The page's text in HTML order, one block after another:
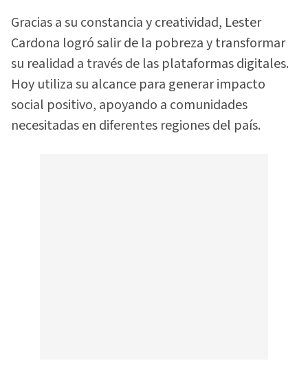
Gracias a su constancia y creatividad, Lester
Cardona logró salir de la pobreza y transformar
su realidad a través de las plataformas digitales.
Hoy utiliza su alcance para generar impacto
social positivo, apoyando a comunidades
necesitadas en diferentes regiones del país.